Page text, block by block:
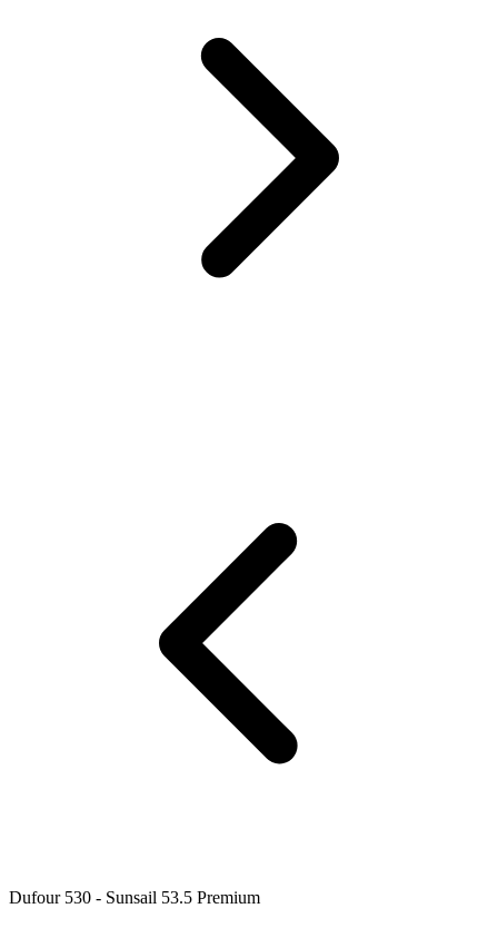
Dufour 530 - Sunsail 53.5 Premium